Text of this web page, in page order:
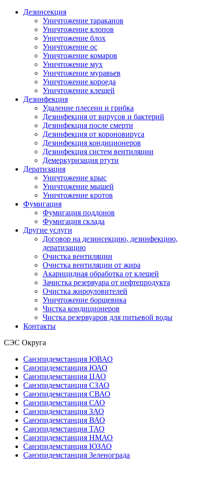
Дезинсекция
Уничтожение тараканов
Уничтожение клопов
Уничтожение блох
Уничтожение ос
Уничтожение комаров
Уничтожение мух
Уничтожение муравьев
Уничтожение короеда
Уничтожение клещей
Дезинфекция
Удаление плесени и грибка
Дезинфекция от вирусов и бактерий
Дезинфекция после смерти
Дезинфекция от короновируса
Дезинфекция кондиционеров
Дезинфекция систем вентиляции
Демеркуризация ртути
Дератизация
Уничтожение крыс
Уничтожение мышей
Уничтожение кротов
Фумигация
Фумигация поддонов
Фумигация склада
Другие услуги
Договор на дезинсекцию, дезинфекцию,
дератизацию
Очистка вентиляции
Очистка вентиляции от жира
Акарицидная обработка от клещей
Зачистка резервуара от нефтепродукта
Очистка жироуловителей
Уничтожение борщевика
Чистка кондиционеров
Чистка резервуаров для питьевой воды
Контакты
СЭС Округа
Санэпидемстанция ЮВАО
Санэпидемстанция ЮАО
Санэпидемстанция ЦАО
Санэпидемстанция СЗАО
Санэпидемстанция СВАО
Санэпидемстанция САО
Санэпидемстанция ЗАО
Санэпидемстанция ВАО
Санэпидемстанция ТАО
Санэпидемстанция НМАО
Санэпидемстанция ЮЗАО
Санэпидемстанция Зеленограда